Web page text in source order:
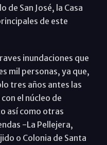
de San José, la Casa
de este
inundaciones que
mil personas, ya que,
tres años antes las
el núcleo de
así como otras
-La Pellejera,
o Colonia de Santa